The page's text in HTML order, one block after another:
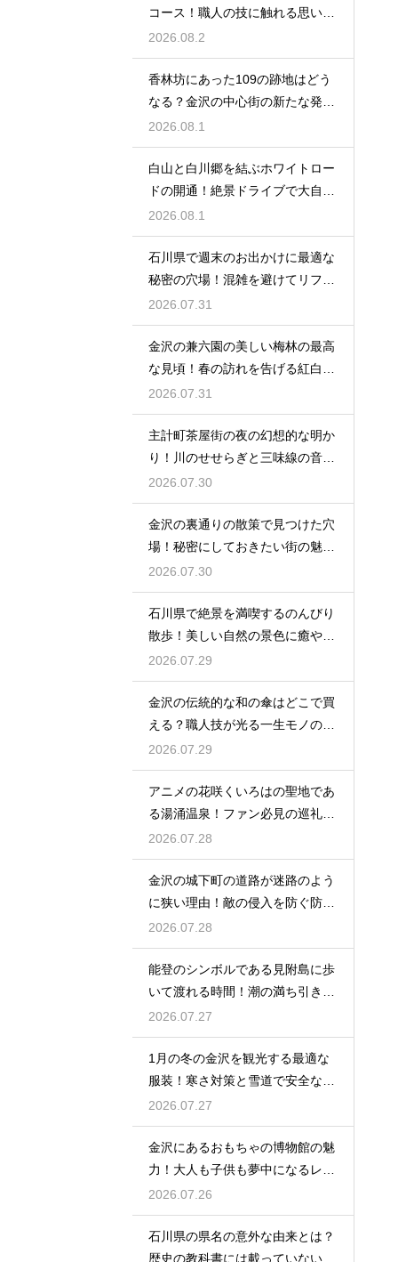
コース！職人の技に触れる思い出
作りの旅
2026.08.2
香林坊にあった109の跡地はどう
なる？金沢の中心街の新たな発展
と未来
2026.08.1
白山と白川郷を結ぶホワイトロー
ドの開通！絶景ドライブで大自然
を満喫
2026.08.1
石川県で週末のお出かけに最適な
秘密の穴場！混雑を避けてリフレ
ッシュ
2026.07.31
金沢の兼六園の美しい梅林の最高
な見頃！春の訪れを告げる紅白の
花の絶景
2026.07.31
主計町茶屋街の夜の幻想的な明か
り！川のせせらぎと三味線の音色
に酔う
2026.07.30
金沢の裏通りの散策で見つけた穴
場！秘密にしておきたい街の魅力
を大発見
2026.07.30
石川県で絶景を満喫するのんびり
散歩！美しい自然の景色に癒やさ
れる休日
2026.07.29
金沢の伝統的な和の傘はどこで買
える？職人技が光る一生モノの工
芸品
2026.07.29
アニメの花咲くいろはの聖地であ
る湯涌温泉！ファン必見の巡礼ス
ポット
2026.07.28
金沢の城下町の道路が迷路のよう
に狭い理由！敵の侵入を防ぐ防衛
の知恵
2026.07.28
能登のシンボルである見附島に歩
いて渡れる時間！潮の満ち引きが
生む奇跡
2026.07.27
1月の冬の金沢を観光する最適な
服装！寒さ対策と雪道で安全な靴
の選び方
2026.07.27
金沢にあるおもちゃの博物館の魅
力！大人も子供も夢中になるレト
ロな世界
2026.07.26
石川県の県名の意外な由来とは？
歴史の教科書には載っていない興